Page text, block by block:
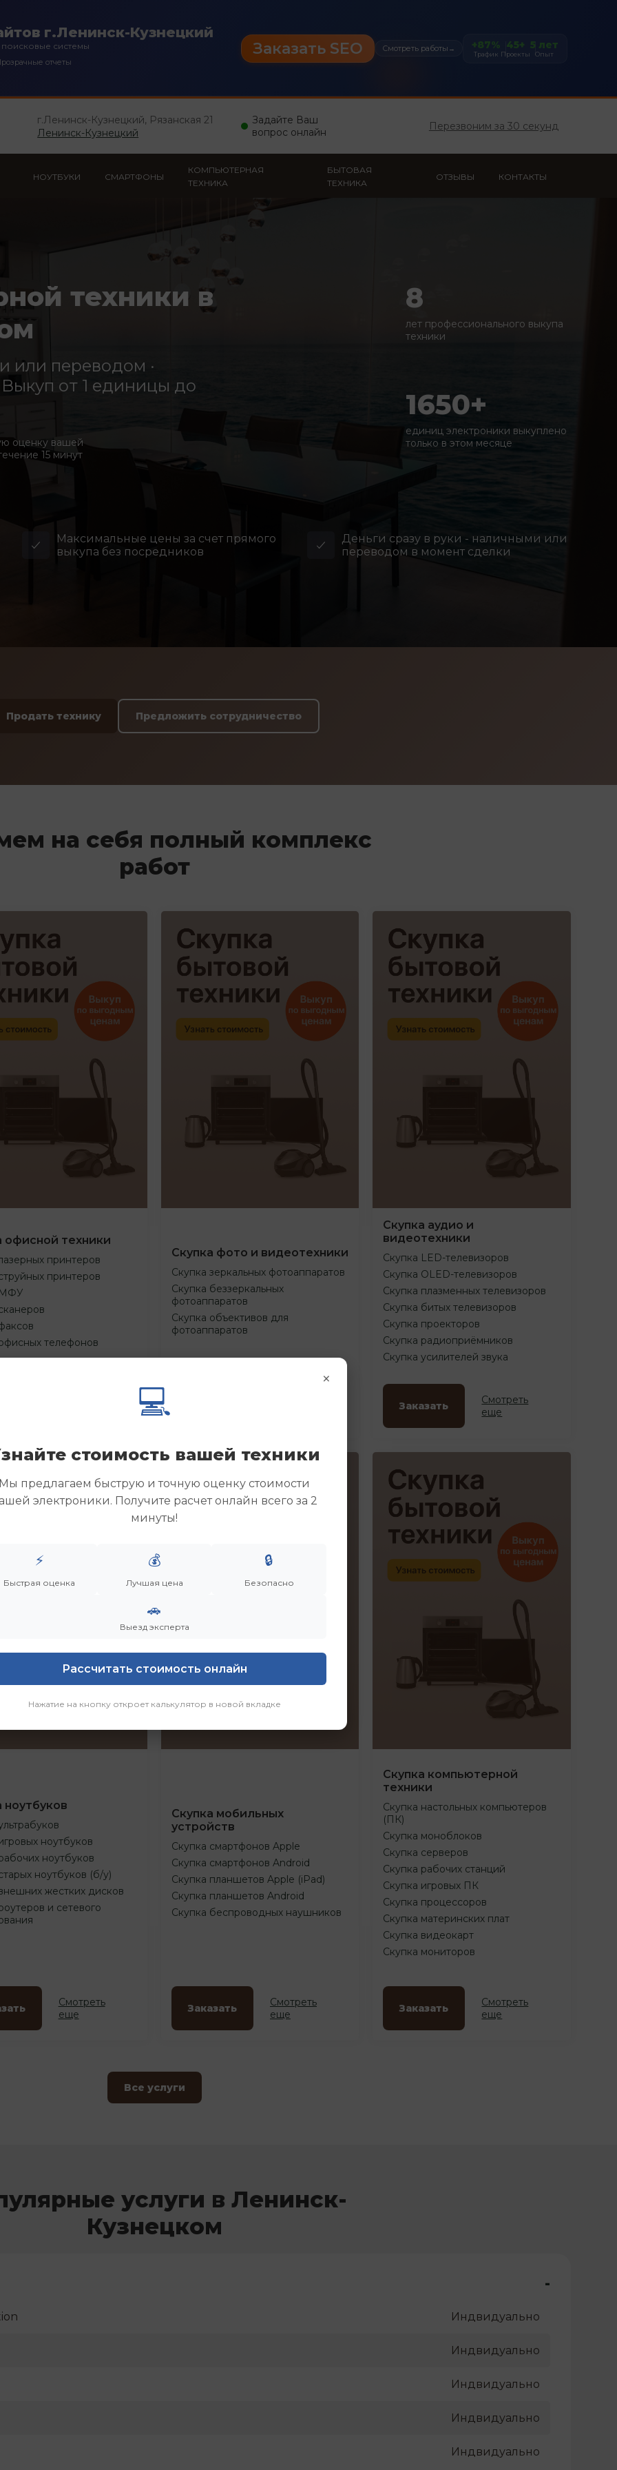
г.Ленинск-Кузнецкий
системы
отчеты
Заказать SEO Смотреть работы → +87%
Трафик
45+
Проекты
5 лет
Опыт
г.Ленинск-Кузнецкий, Рязанская 21
Ленинск-Кузнецкий
Задайте Ваш
вопрос онлайн
Перезвоним за 30 секунд
НОУТБУКИ СМАРТФОНЫ
КОМПЬЮТЕРНАЯ
ТЕХНИКА
БЫТОВАЯ
ТЕХНИКА
ОТЗЫВЫ КОНТАКТЫ
техники в
или переводом ·
от 1 единицы до
оценку вашей
15 минут
8
лет профессионального выкупа
техники
1650+
единиц электроники выкуплено
только в этом месяце
Максимальные цены за счет прямого
выкупа без посредников
Деньги сразу в руки - наличными или
переводом в момент сделки
Продать технику Предложить сотрудничество
на себя полный комплекс
работ
офисной техники
принтеров
принтеров
МФУ
телефонов
Скупка фото и видеотехники
Скупка зеркальных фотоаппаратов
Скупка беззеркальных
фотоаппаратов
Скупка объективов для
фотоаппаратов
Скупка аудио и
видеотехники
Скупка LED-телевизоров
Скупка OLED-телевизоров
Скупка плазменных телевизоров
Скупка битых телевизоров
Скупка проекторов
Скупка радиоприёмников
Скупка усилителей звука
Заказать
Смотреть
еще
ноутбуков
ноутбуков
ноутбуков
ноутбуков (б/у)
жестких дисков
и сетевого
Смотреть
еще
Скупка мобильных
устройств
Скупка смартфонов Apple
Скупка смартфонов Android
Скупка планшетов Apple (iPad)
Скупка планшетов Android
Скупка беспроводных наушников
Заказать
Смотреть
еще
Скупка компьютерной
техники
Скупка настольных компьютеров
(ПК)
Скупка моноблоков
Скупка серверов
Скупка рабочих станций
Скупка игровых ПК
Скупка процессоров
Скупка материнских плат
Скупка видеокарт
Скупка мониторов
Заказать
Смотреть
еще
Все услуги
услуги в Ленинск-
Кузнецком
-
Индвидуально
Индвидуально
Индвидуально
Индвидуально
Индвидуально
×
💻
стоимость вашей техники
предлагаем быструю и точную оценку стоимости
электроники. Получите расчет онлайн всего за 2
минуты!
⚡
Быстрая оценка
💰
Лучшая цена
🔒
Безопасно
🚗
Выезд эксперта
Рассчитать стоимость онлайн
Нажатие на кнопку откроет калькулятор в новой вкладке